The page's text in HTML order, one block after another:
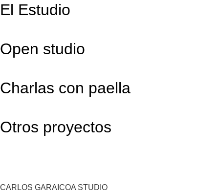
El Estudio
Open studio
Charlas con paella
Otros proyectos
CARLOS GARAICOA STUDIO